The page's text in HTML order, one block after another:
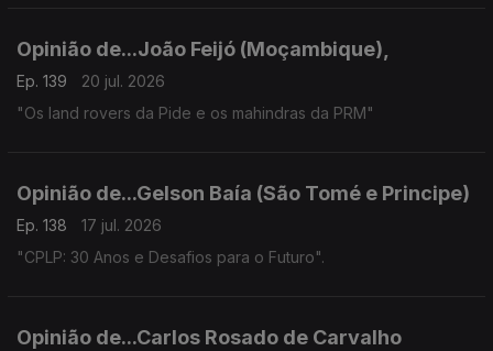
Opinião de...João Feijó (Moçambique),
Ep. 139
20 jul. 2026
"Os land rovers da Pide e os mahindras da PRM"
Opinião de...Gelson Baía (São Tomé e Principe)
Ep. 138
17 jul. 2026
"CPLP: 30 Anos e Desafios para o Futuro".
Opinião de...Carlos Rosado de Carvalho